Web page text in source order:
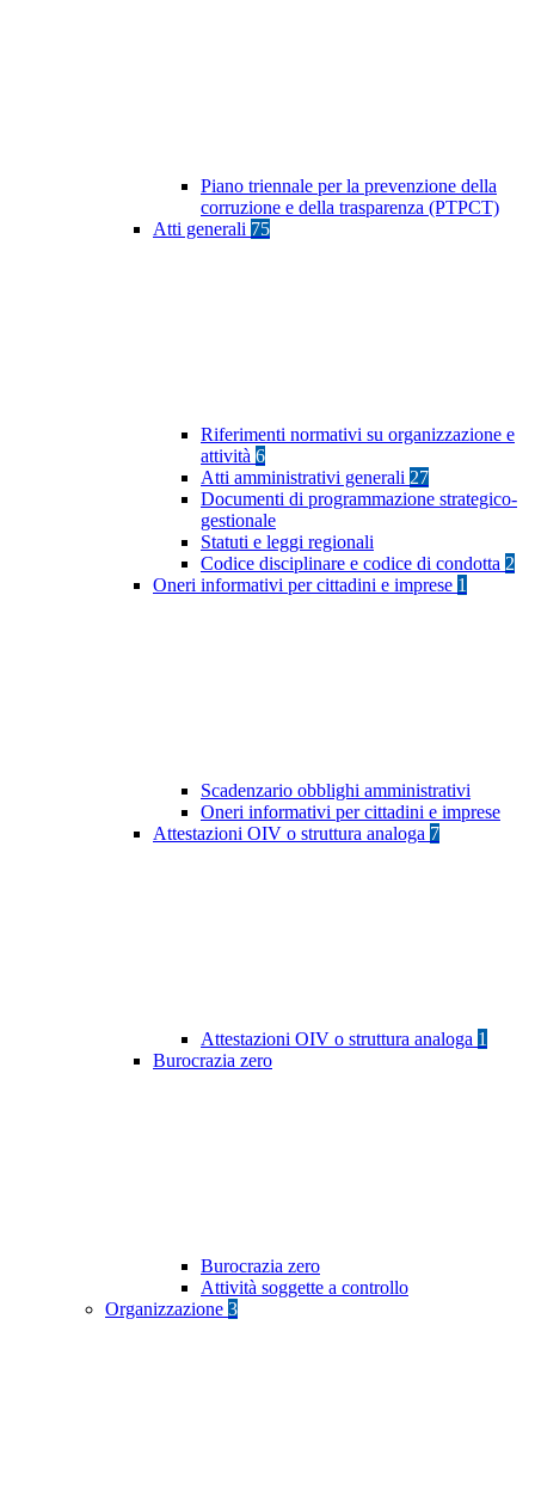
Piano triennale per la prevenzione della
corruzione e della trasparenza (PTPCT)
Atti generali 75
Riferimenti normativi su organizzazione e
attività 6
Atti amministrativi generali 27
Documenti di programmazione strategico-
gestionale
Statuti e leggi regionali
Codice disciplinare e codice di condotta 2
Oneri informativi per cittadini e imprese 1
Scadenzario obblighi amministrativi
Oneri informativi per cittadini e imprese
Attestazioni OIV o struttura analoga 7
Attestazioni OIV o struttura analoga 1
Burocrazia zero
Burocrazia zero
Attività soggette a controllo
Organizzazione 3